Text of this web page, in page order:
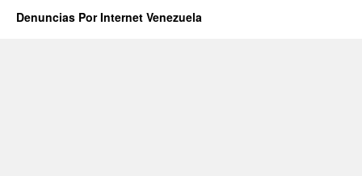
Denuncias Por Internet Venezuela